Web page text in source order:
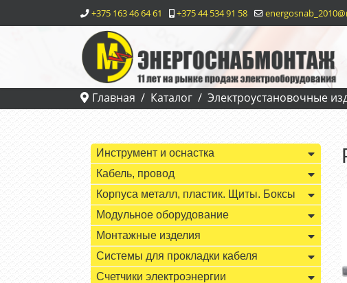
+375 163 46 64 61 +375 44 534 91 58
Главная Каталог Электроустановочные
Инструмент и оснастка
Кабель, провод
Корпуса металл, пластик. Щиты. Боксы
Модульное оборудование
Монтажные изделия
Системы для прокладки кабеля
Счетчики электроэнергии